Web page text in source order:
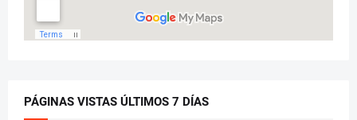
PÁGINAS VISTAS ÚLTIMOS 7 DÍAS